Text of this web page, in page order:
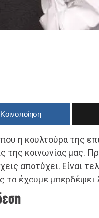
Κοινοποίηση
η κουλτούρα της
της κοινωνίας μας.
αποτύχει. Είναι
τα έχουμε μπερδέψει